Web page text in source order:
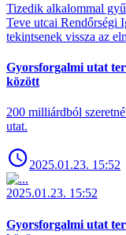
Tizedik alkalommal
Teve utcai Rendőrségi
tekintsenek vissza az
Gyorsforgalmi utat
között
200 milliárdból
utat.
2025.01.23. 15:52
2025.01.23. 15:52
Gyorsforgalmi utat